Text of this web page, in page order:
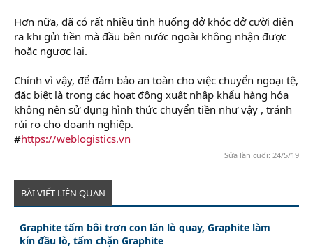
Hơn nữa, đã có rất nhiều tình huống dở khóc dở cười diễn
ra khi gửi tiền mà đầu bên nước ngoài không nhận được
hoặc ngược lại.
Chính vì vậy, để đảm bảo an toàn cho việc chuyển ngoại tệ,
đặc biệt là trong các hoạt động xuất nhập khẩu hàng hóa
không nên sử dụng hình thức chuyển tiền như vậy , tránh
rủi ro cho doanh nghiệp.
#https://weblogistics.vn
Sửa lần cuối: 24/5/19
BÀI VIẾT LIÊN QUAN
Graphite tấm bôi trơn con lăn lò quay, Graphite làm
kín đầu lò, tấm chặn Graphite